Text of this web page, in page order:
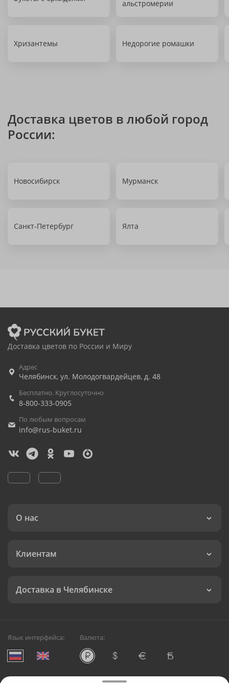
альстромерии
Хризантемы Недорогие ромашки
Доставка цветов в любой город
России:
Новосибирск Мурманск
Санкт-Петербург Ялта
Доставка цветов по России и Миру
Адрес
Челябинск, ул. Молодогвардейцев, д. 48
Бесплатно. Круглосуточно
8-800-333-0905
По любым вопросам
info@rus-buket.ru
О нас
Клиентам
Доставка в Челябинске
Язык интерфейса: Валюта: